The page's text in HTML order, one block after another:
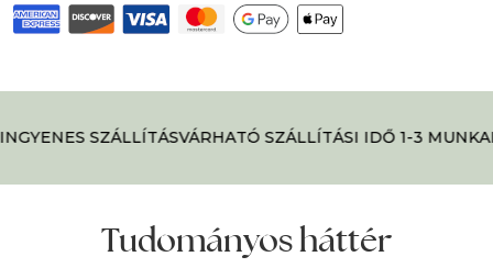
SZÁLLÍTÁSVÁRHATÓ SZÁLLÍTÁSI IDŐ 1-3
Tudományos háttér